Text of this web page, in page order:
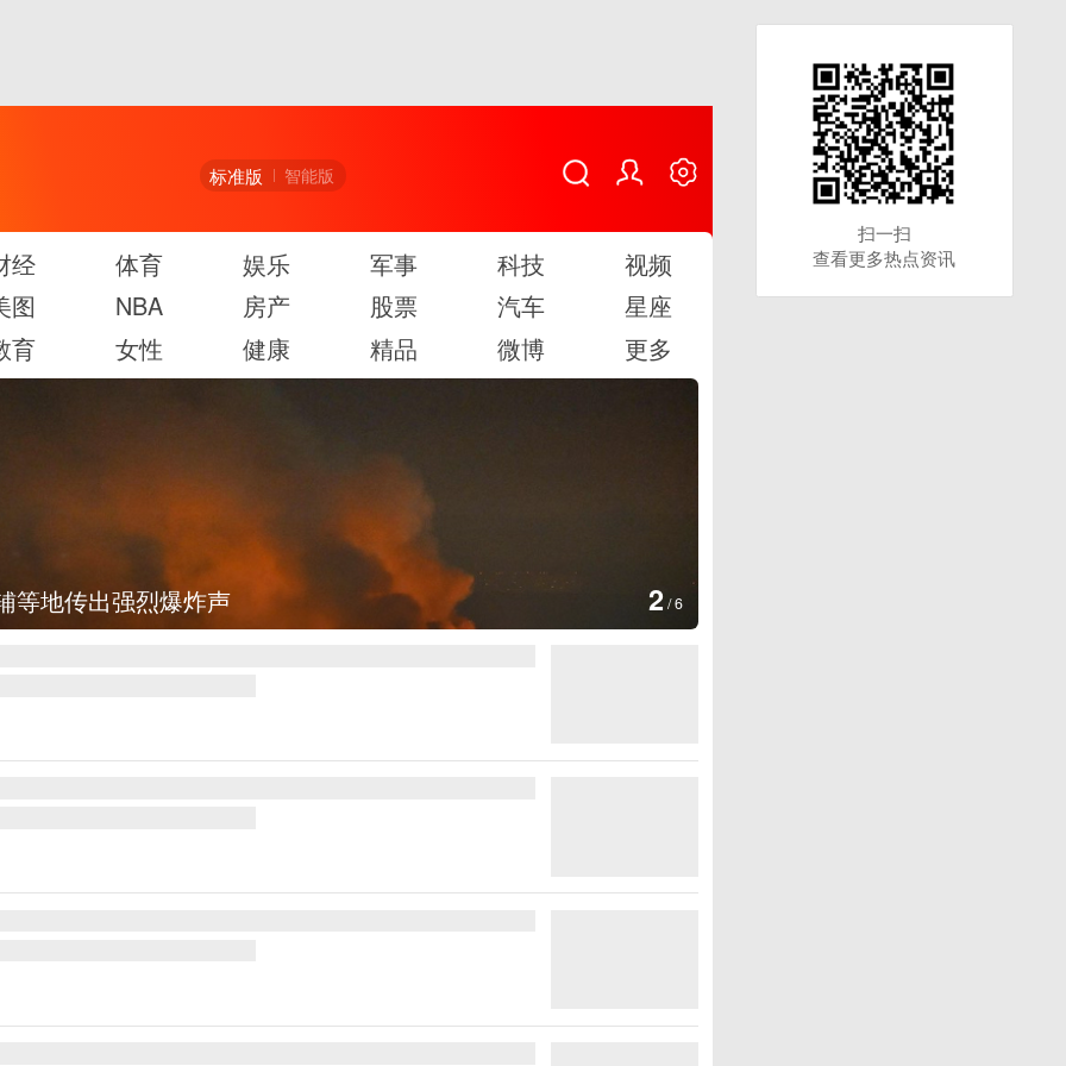
标准版 智能版
经 体育 娱乐 军事 科技
视频
图
NBA 房产 股票 汽车
星座
育
女性 健康 精品 微博 更多
美国：肯尼迪宣布医疗改革新举措 3 /6
扫一扫
查看更多热点资讯
扫一扫
查看更多热点资讯